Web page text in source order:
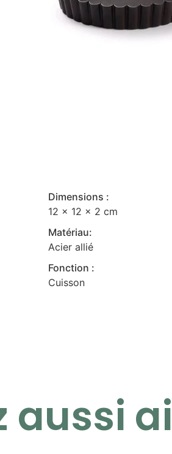
Dimensions :
12 x 12 x 2 cm
Matériau:
Acier allié
Fonction :
Cuisson
aussi